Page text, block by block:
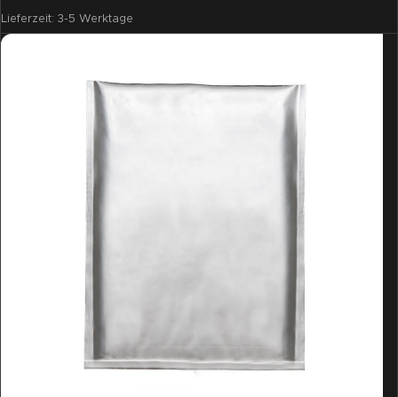
Lieferzeit: 3-5 Werktage